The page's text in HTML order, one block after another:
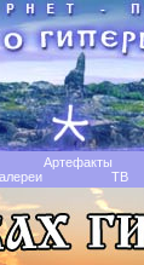
Артефакты
TB